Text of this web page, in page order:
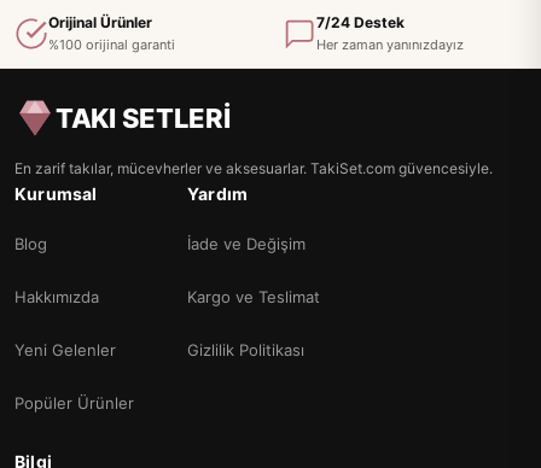
Orijinal Ürünler
%100 orijinal garanti
7/24 Destek
Her zaman yanınızdayız
TAKI SETLERİ
En zarif takılar, mücevherler ve aksesuarlar. TakiSet.com güvencesiyle.
Kurumsal
Blog
Hakkımızda
Yeni Gelenler
Popüler Ürünler
Yardım
İade ve Değişim
Kargo ve Teslimat
Gizlilik Politikası
Bilgi